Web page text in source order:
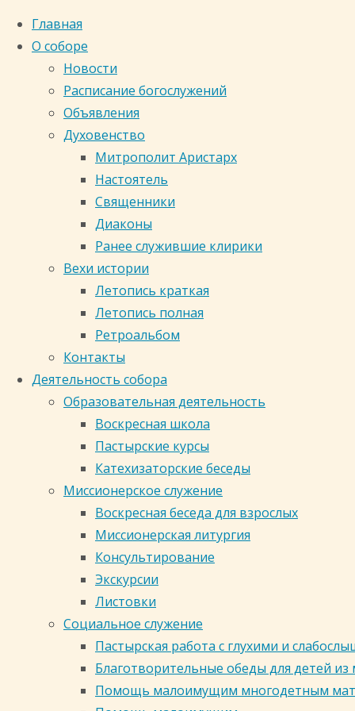
Главная
О соборе
Новости
Расписание богослужений
Объявления
Духовенство
Митрополит Аристарх
Настоятель
Священники
Диаконы
Ранее служившие клирики
Вехи истории
Летопись краткая
Летопись полная
Ретроальбом
Контакты
Деятельность собора
Образовательная деятельность
Воскресная школа
Пастырские курсы
Катехизаторские беседы
Миссионерское служение
Воскресная беседа для взрослых
Миссионерская литургия
Консультирование
Экскурсии
Листовки
Социальное служение
Пастырская работа с глухими и
Благотворительные обеды для детей
Помощь малоимущим многодетным
Главная
СвященстваТаинство
Священства
В
понятии
«таинства
Священства»
объединены
три
чинопоследования,
каждое
из
которых
по сути
является
Кафедральный собор
в честь иконы Божией
Матери "Знамение" г.
Кемерово
Россия, Кемеровская область,
Кемерово, Центральный район,
Соборная улица, 24
zsoborkem@mail.ru 8 (3842) 35-71-
35, 35-71-51
Кузбасская митрополия